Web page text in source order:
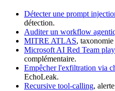
Détecter une prompt
détection.
Auditer un workflow
MITRE ATLAS, taxonomie
Microsoft AI Red Team
complémentaire.
Empêcher l'exfiltration via
EchoLeak.
Recursive tool-calling,